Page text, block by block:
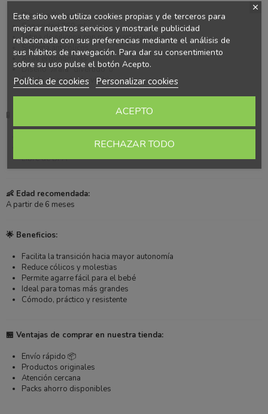
Biberón Transition+
Capacidad 360 ml
Tetina de silicona con microperforaciones
Sistema anticólicos
Asas ergonómicas
Diseño “Jirafa” divertido 🦒
Escala de medición visible
🧪 Materiales:
Libre de BPA
👶 Edad recomendada:
A partir de 6 meses
🌟 Beneficios:
Facilita la transición hacia mayor autonomía
Reduce cólicos y molestias
Permite agarre fácil para el bebé
Ideal para tomas más grandes
Cómodo, práctico y resistente
🏪 Ventajas de comprar en nuestra tienda:
Envío rápido 📦
Productos originales
Atención cercana
Packs ahorro disponibles
Este sitio web utiliza cookies propias y de terceros para
mejorar nuestros servicios y mostrarle publicidad
relacionada con sus preferencias mediante el análisis de
sus hábitos de navegación. Para dar su consentimiento
sobre su uso pulse el botón Acepto.
Política de cookies Personalizar cookies
RECHAZAR TODO
ACEPTO